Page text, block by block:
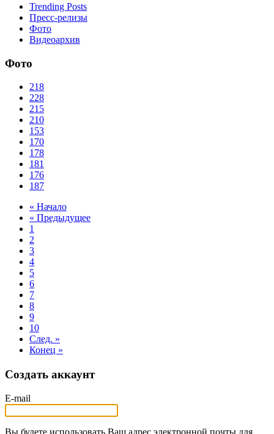
Trending Posts
Пресс-релизы
Фото
Видеоархив
Фото
218
228
215
210
153
170
178
181
176
187
« Начало
« Предыдущее
1
2
3
4
5
6
7
8
9
10
След. »
Конец »
Создать аккаунт
E-mail
Вы будете использовать Ваш адрес электронной почты для